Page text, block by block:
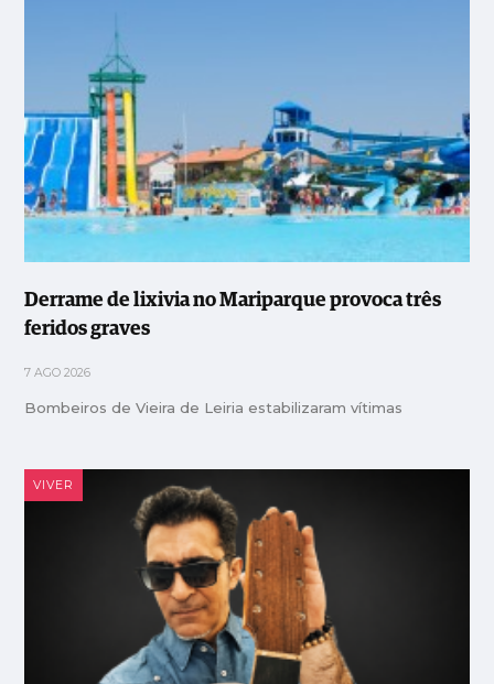
Derrame de lixivia no Mariparque provoca três
feridos graves
7 AGO 2026
Bombeiros de Vieira de Leiria estabilizaram vítimas
VIVER